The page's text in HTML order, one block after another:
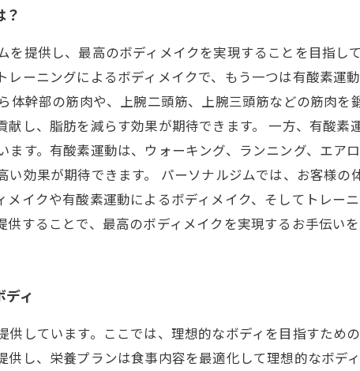
提供し、最高のボディメイクを実現することを目指し
ーニングによるボディメイクで、もう一つは有酸素運
幹部の筋肉や、上腕二頭筋、上腕三頭筋などの筋肉を
し、脂肪を減らす効果が期待できます。 一方、有酸素
す。有酸素運動は、ウォーキング、ランニング、エア
効果が期待できます。 パーソナルジムでは、お客様の
イクや有酸素運動によるボディメイク、そしてトレー
することで、最高のボディメイクを実現するお手伝いを
ィ
しています。ここでは、理想的なボディを目指すため
し、栄養プランは食事内容を最適化して理想的なボデ